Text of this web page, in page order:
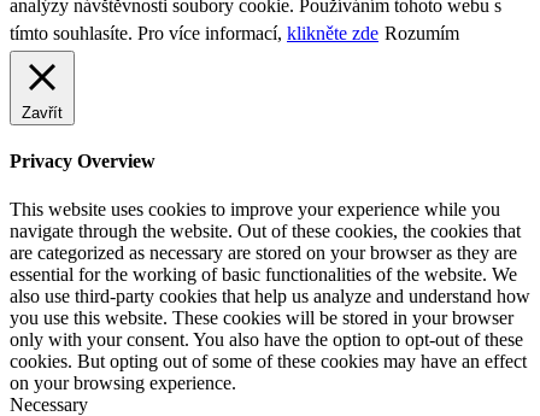
analýzy návštěvnosti soubory cookie. Používáním tohoto webu s
tímto souhlasíte. Pro více informací, klikněte zde Rozumím
Zavřít
Privacy Overview
This website uses cookies to improve your experience while you
navigate through the website. Out of these cookies, the cookies that
are categorized as necessary are stored on your browser as they are
essential for the working of basic functionalities of the website. We
also use third-party cookies that help us analyze and understand how
you use this website. These cookies will be stored in your browser
only with your consent. You also have the option to opt-out of these
cookies. But opting out of some of these cookies may have an effect
on your browsing experience.
Necessary